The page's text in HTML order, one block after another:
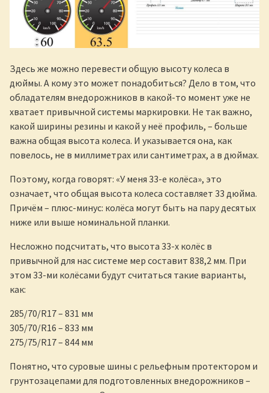
Здесь же можно перевести общую высоту колеса в
дюймы. А кому это может понадобиться? Дело в том, что
обладателям внедорожников в какой-то момент уже не
хватает привычной системы маркировки. Не так важно,
какой ширины резины и какой у неё профиль, – больше
важна общая высота колеса. И указывается она, как
повелось, не в миллиметрах или сантиметрах, а в дюймах.
Поэтому, когда говорят: «У меня 33-е колёса», это
означает, что общая высота колеса составляет 33 дюйма.
Причём – плюс-минус: колёса могут быть на пару десятых
ниже или выше номинальной планки.
Несложно подсчитать, что высота 33-х колёс в
привычной для нас системе мер составит 838,2 мм. При
этом 33-ми колёсами будут считаться такие варианты,
как:
285/70/R17 – 831 мм
305/70/R16 – 833 мм
275/75/R17 – 844 мм
Понятно, что суровые шины с рельефным протектором и
грунтозацепами для подготовленных внедорожников –